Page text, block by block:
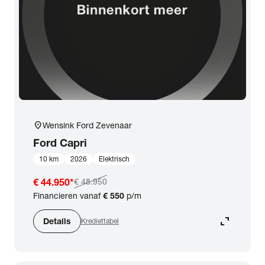
BTW (aftrekbaar) / Marge (BTW niet aftrekbaar)
Ford
Prijs
Kilometerstand
location_onWensink Ford Zevenaar
Ford Capri
10 km 2026 Elektrisch
€ 44.950*€ 48.950
Financieren vanaf€ 550 p/m
Details Krediettabel expand_content